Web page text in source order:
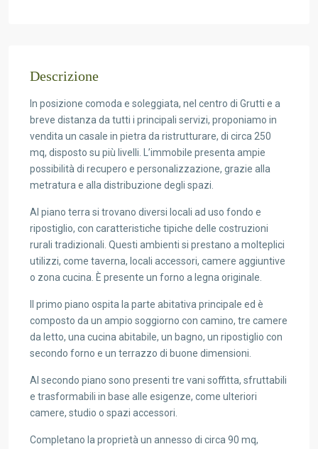
Descrizione
In posizione comoda e soleggiata, nel centro di Grutti e a
breve distanza da tutti i principali servizi, proponiamo in
vendita un casale in pietra da ristrutturare, di circa 250
mq, disposto su più livelli. L’immobile presenta ampie
possibilità di recupero e personalizzazione, grazie alla
metratura e alla distribuzione degli spazi.
Al piano terra si trovano diversi locali ad uso fondo e
ripostiglio, con caratteristiche tipiche delle costruzioni
rurali tradizionali. Questi ambienti si prestano a molteplici
utilizzi, come taverna, locali accessori, camere aggiuntive
o zona cucina. È presente un forno a legna originale.
Il primo piano ospita la parte abitativa principale ed è
composto da un ampio soggiorno con camino, tre camere
da letto, una cucina abitabile, un bagno, un ripostiglio con
secondo forno e un terrazzo di buone dimensioni.
Al secondo piano sono presenti tre vani soffitta, sfruttabili
e trasformabili in base alle esigenze, come ulteriori
camere, studio o spazi accessori.
Completano la proprietà un annesso di circa 90 mq,